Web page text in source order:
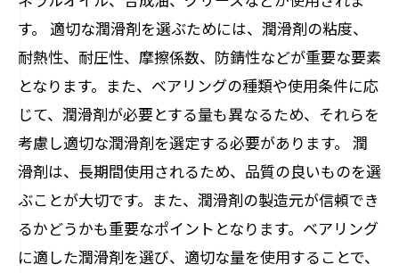
す。 適切な潤滑剤を選ぶためには、潤滑剤の粘度、
耐熱性、耐圧性、摩擦係数、防錆性などが重要な要素
となります。また、ベアリングの種類や使用条件に応
じて、潤滑剤が必要とする量も異なるため、それらを
考慮し適切な潤滑剤を選定する必要があります。 潤
滑剤は、長期間使用されるため、品質の良いものを選
ぶことが大切です。また、潤滑剤の製造元が信頼でき
るかどうかも重要なポイントとなります。ベアリング
に適した潤滑剤を選び、適切な量を使用することで、